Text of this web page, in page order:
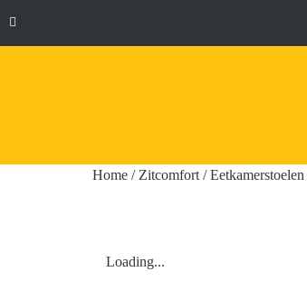
Home / Zitcomfort /Eetkamerstoelen
Loading...